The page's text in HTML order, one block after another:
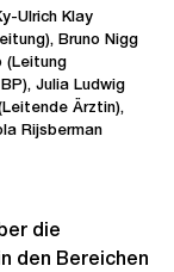
Ulrich Klay
Bruno Nigg
(Leitung
Julia Ludwig
Ärztin),
Rijsberman
die
den Bereichen